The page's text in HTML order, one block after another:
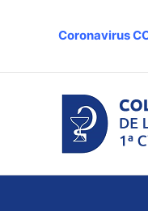
Coronavirus